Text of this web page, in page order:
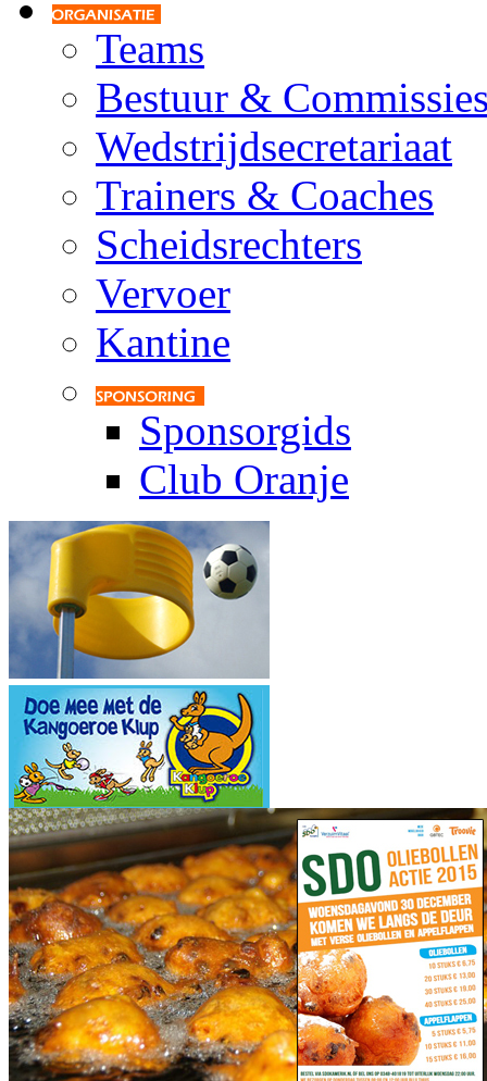
Teams
Bestuur &
Wedstrijdsecretariaat
Trainers & Coaches
Scheidsrechters
Vervoer
Kantine
Sponsorgids
Club Oranje